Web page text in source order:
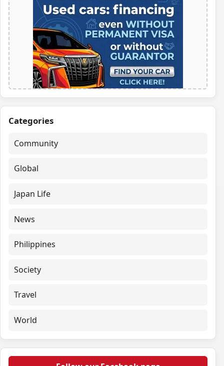
Categories
Community
Global
Japan Life
News
Philippines
Society
Travel
World